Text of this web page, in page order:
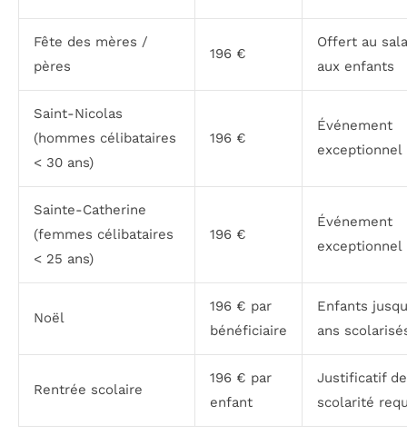
Fête des mères /
pères
196 €
Offert au
aux enfants
Saint-Nicolas
(hommes célibataires
< 30 ans)
196 €
Événement
exceptionnel
Sainte-Catherine
(femmes célibataires
< 25 ans)
196 €
Événement
exceptionnel
Noël
196 € par
bénéficiaire
Enfants
ans
Rentrée scolaire
196 € par
enfant
Justificatif de
scolarité